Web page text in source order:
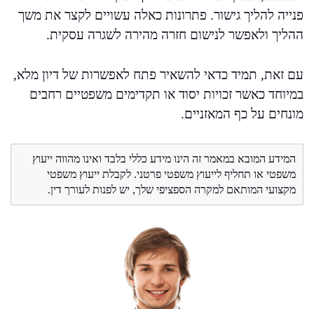
פנייה להליך גישור. פתרונות כאלה עשויים לקצר את משך
ההליך ולאפשר לנישום חזרה מהירה לשגרה עסקית.
עם זאת, תמיד כדאי להשאיר פתח לאפשרות של דיון מלא,
במיוחד כאשר זכויות יסוד או תקדימים משפטיים רחבים
מונחים על כף המאזניים.
המידע המובא במאמר זה הינו מידע כללי בלבד ואינו מהווה ייעוץ
משפטי או תחליף לייעוץ משפטי פרטני. לקבלת ייעוץ משפטי
מקצועי המותאם למקרה הספציפי שלך, יש לפנות לעורך דין.